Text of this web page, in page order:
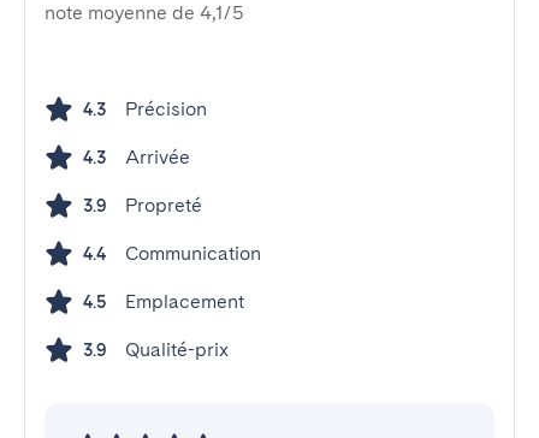
note moyenne de 4,1/5
4.3 Précision
4.3 Arrivée
3.9 Propreté
4.4 Communication
4.5 Emplacement
3.9 Qualité-prix